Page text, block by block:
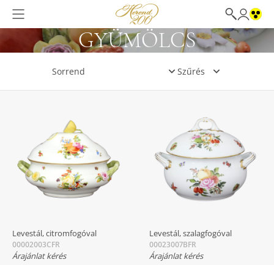
GYÜMÖLCS
Szűrés
Levestál, citromfogóval
00002003CFR
Árajánlat kérés
Levestál, szalagfogóval
00023007BFR
Árajánlat kérés